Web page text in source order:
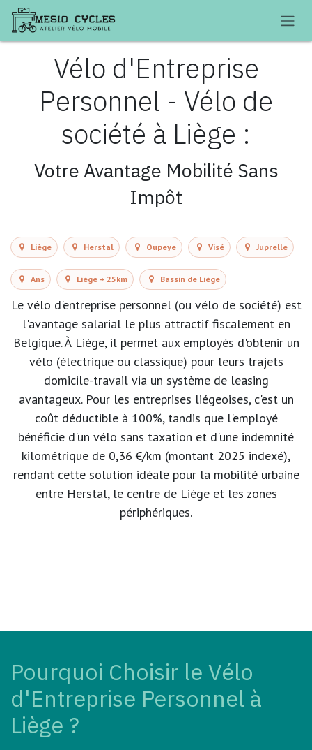
Se rendre au contenu
Vélo d'Entreprise
Personnel - Vélo de
société à Liège :
Votre Avantage Mobilité Sans
Impôt
Liège Herstal Oupeye Visé Juprelle
Ans Liège + 25km Bassin de Liège
Le vélo d'entreprise personnel (ou vélo de société) est
l'avantage salarial le plus attractif fiscalement en
Belgique. À Liège, il permet aux employés d'obtenir un
vélo (électrique ou classique) pour leurs trajets
domicile-travail via un système de leasing
avantageux. Pour les entreprises liégeoises, c'est un
coût déductible à 100%, tandis que l'employé
bénéficie d'un vélo sans taxation et d'une indemnité
kilométrique de 0,36 €/km (montant 2025 indexé),
rendant cette solution idéale pour la mobilité urbaine
entre Herstal, le centre de Liège et les zones
périphériques.
Pourquoi Choisir le Vélo
d'Entreprise Personnel à
Liège ?